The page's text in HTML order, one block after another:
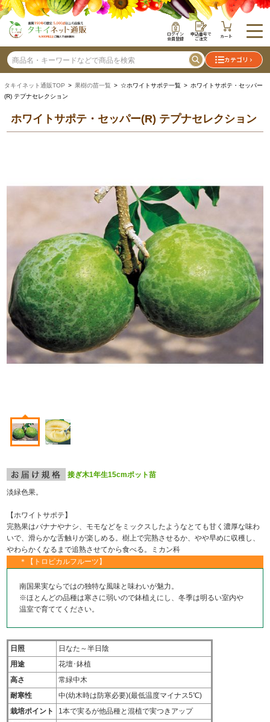
ログイン
会員登録
申込番号で
ご注文 カート
カテゴリ
タキイネット通販TOP > 果樹の苗一覧 > ☆ホワイトサポテ一覧 > ホワイトサポテ・セッパー
(R) テプナセレクション
ホワイトサポテ・セッパー(R) テプナセレクション
接ぎ木1年生15cmポット苗
淡緑色果。
【ホワイトサポテ】
完熟果はバナナやナシ、モモなどをミックスしたようなとても甘く濃厚な味わ
いで、滑らかな舌触りが楽しめる。樹上で完熟させるか、やや早めに収穫し、
やわらかくなるまで追熟させてから食べる。ミカン科
＊【トロピカルフルーツ】
南国果実ならではの独特な風味と味わいが魅力。
※ほとんどの品種は寒さに弱いので鉢植えにし、冬季は明るい室内や
温室で育ててください。
日照
日なた～半日陰
用途
花壇･鉢植
高さ
常緑中木
耐寒性
中(幼木時は防寒必要)(最低温度マイナス5℃)
栽培ポイント
1本で実るが他品種と混植で実つきアップ